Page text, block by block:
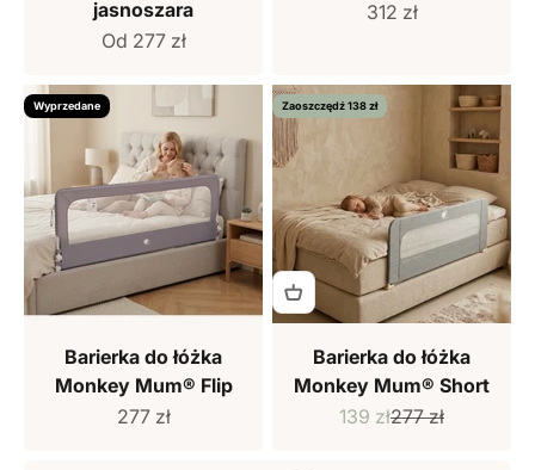
jasnoszara
Cena sprzedaży
Od 277 zł
Cena sprzedaży
312 zł
Wyprzedane
Barierka do łóżka
Monkey Mum® Flip
Cena sprzedaży
277 zł
Zaoszczędź 138 zł
Barierka do łóżka
Monkey Mum® Short
Cena sprzedaży
139 złCena regularna
277 zł